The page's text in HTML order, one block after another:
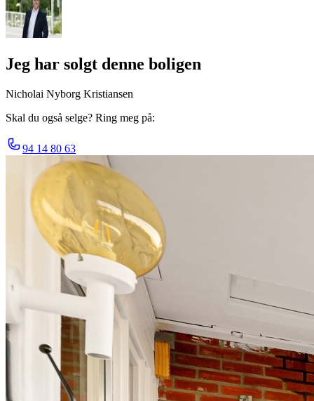
Jeg har solgt denne boligen
Nicholai Nyborg Kristiansen
Skal du også selge? Ring meg på:
94 14 80 63